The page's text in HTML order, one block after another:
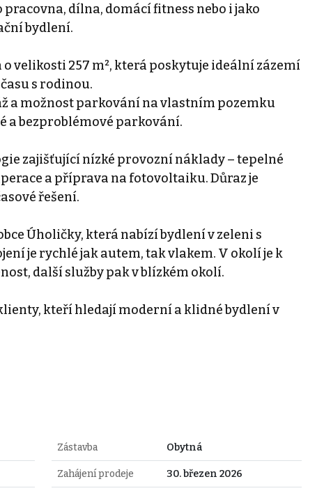
dílna, domácí fitness nebo i jako
bydlení.
velikosti 257 m², která poskytuje ideální zázemí
s rodinou.
a možnost parkování na vlastním pozemku
a bezproblémové parkování.
zajišťující nízké provozní náklady – tepelné
a příprava na fotovoltaiku. Důraz je
řešení.
Úholičky, která nabízí bydlení v zeleni s
je rychlé jak autem, tak vlakem. V okolí je k
další služby pak v blízkém okolí.
kteří hledají moderní a klidné bydlení v
Zástavba Obytná
Zahájení prodeje 30. březen 2026